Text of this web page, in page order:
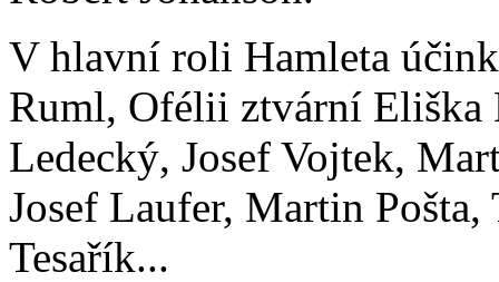
V hlavní roli Hamleta
Ruml, Ofélii ztvární Eliška
Ledecký, Josef Vojtek,
Josef Laufer, Martin
Tesařík...